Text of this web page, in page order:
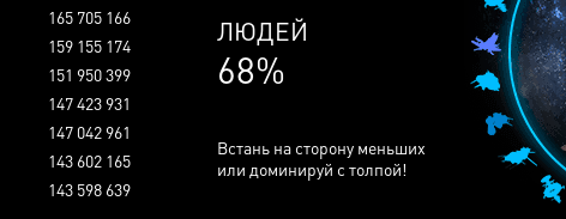
КСЕРДЖЕЙ
25%
Встань на сторону меньших
или доминируй с толпой!
165 705 166
159 155 174
151 950 399
147 423 931
147 042 961
143 602 165
143 598 639